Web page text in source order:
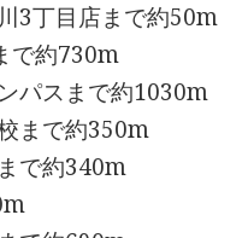
3丁目店まで約50m
で約730m
パスまで約1030m
まで約350m
で約340m